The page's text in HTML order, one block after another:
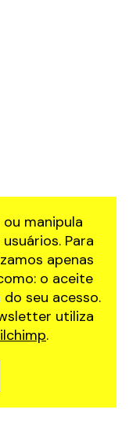
manipula
Para
apenas
o aceite
seu acesso.
utiliza
.